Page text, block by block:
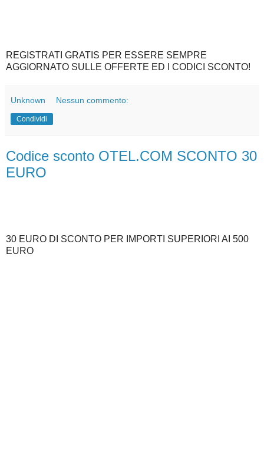
REGISTRATI GRATIS PER ESSERE SEMPRE
AGGIORNATO SULLE OFFERTE ED I CODICI SCONTO!
Unknown Nessun commento:
Condividi
Codice sconto OTEL.COM SCONTO 30
EURO
30 EURO DI SCONTO PER IMPORTI SUPERIORI AI 500
EURO